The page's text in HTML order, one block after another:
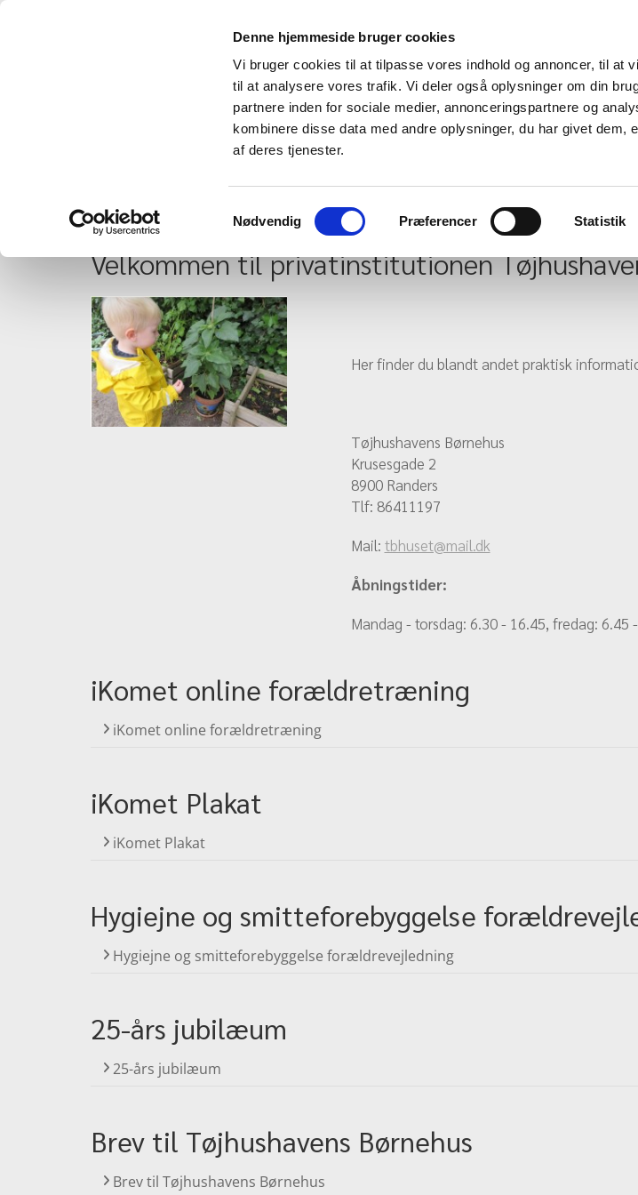
Denne hjemmeside bruger cookies
Vi bruger cookies til at tilpasse vores indhold og annoncer, til at
til at analysere vores trafik. Vi deler også oplysninger om din
partnere inden for sociale medier, annonceringspartnere og
kombinere disse data med andre oplysninger, du har givet dem,
af deres tjenester.
Nødvendig Præferencer Statistik
Velkommen til privatinstitutionen
Her finder du blandt andet praktisk
Tøjhushavens Børnehus
Krusesgade 2
8900 Randers
Tlf: 86411197
Mail: tbhuset@mail.dk
Åbningstider:
Mandag - torsdag: 6.30 - 16.45, fredag: 6.45
iKomet online forældretræning
iKomet online forældretræning
iKomet Plakat
iKomet Plakat
Hygiejne og smitteforebyggelse
Hygiejne og smitteforebyggelse forældrevejledning
25-års jubilæum
25-års jubilæum
Brev til Tøjhushavens Børnehus
Brev til Tøjhushavens Børnehus